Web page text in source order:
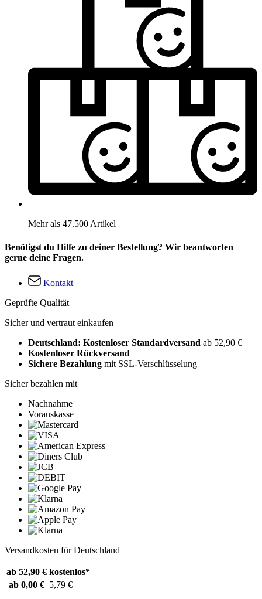
Mehr als 47.500 Artikel
Benötigst du Hilfe zu deiner Bestellung? Wir beantworten
gerne deine Fragen.
Kontakt
Geprüfte Qualität
Sicher und vertraut einkaufen
Deutschland: Kostenloser Standardversand ab 52,90 €
Kostenloser Rückversand
Sichere Bezahlung mit SSL-Verschlüsselung
Sicher bezahlen mit
Nachnahme
Vorauskasse
Versandkosten für Deutschland
ab 52,90 € kostenlos*
ab 0,00 € 5,79 €